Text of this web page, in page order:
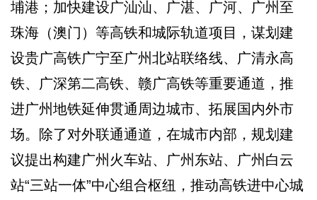
埔港；加快建设广汕汕、广湛、广河、广州至
珠海（澳门）等高铁和城际轨道项目，谋划建
设贵广高铁广宁至广州北站联络线、广清永高
铁、广深第二高铁、赣广高铁等重要通道，推
进广州地铁延伸贯通周边城市、拓展国内外市
场。除了对外联通通道，在城市内部，规划建
议提出构建广州火车站、广州东站、广州白云
站“三站一体”中心组合枢纽，推动高铁进中心城